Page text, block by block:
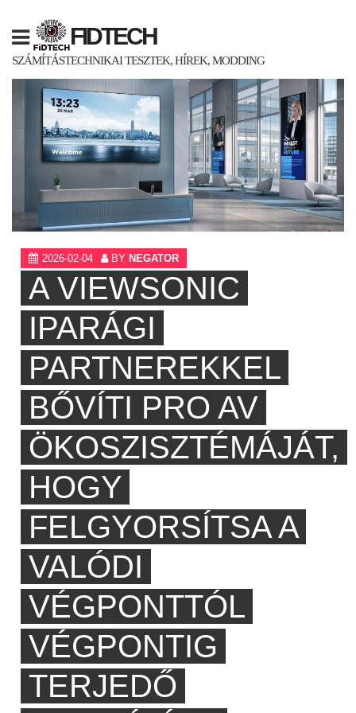
content
FIDTECH
SZÁMÍTÁSTECHNIKAI TESZTEK, HÍREK, MODDING
2026-02-04 BY NEGATOR
A VIEWSONIC
IPARÁGI
PARTNEREKKEL
BŐVÍTI PRO AV
ÖKOSZISZTÉMÁJÁT,
HOGY
FELGYORSÍTSA A
VALÓDI
VÉGPONTTÓL
VÉGPONTIG
TERJEDŐ